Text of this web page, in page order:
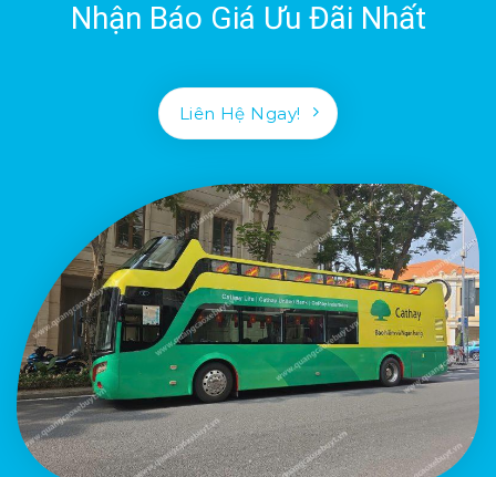
Nhận Báo Giá Ưu Đãi Nhất
Liên Hệ Ngay!